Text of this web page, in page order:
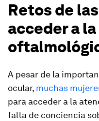
Retos de
acceder a
A pesar de la
ocular, muchas
para acceder a la
falta de conciencia